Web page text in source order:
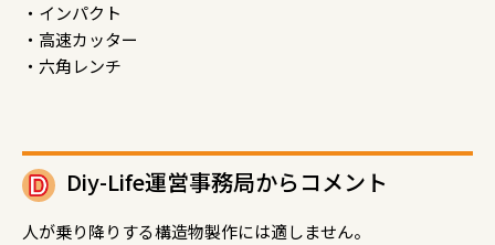
・インパクト
・高速カッター
・六角レンチ
Diy-Life運営事務局からコメント
人が乗り降りする構造物製作には適しません。